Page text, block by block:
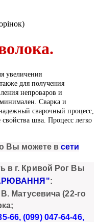
увеличения
для получения
непроваров и
Сварка и
сварочный процесс,
шва. Процесс легко
Вы можете в сети
в г. Кривой Рог Вы
:
В. Матусевича (22-го
66, (099) 047-64-46,